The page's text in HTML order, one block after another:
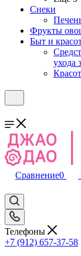
Снеки
Фрукты
Быт и
ухода
Сравнение0
Телефоны
+7 (912) 657-37-58